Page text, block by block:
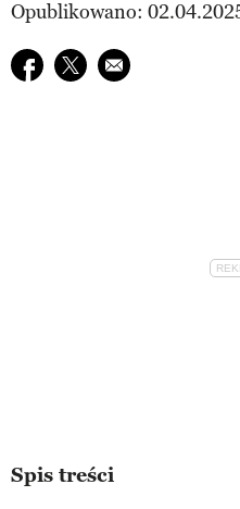
Opublikowano:
Udostępnij na facebook
Udostępnij na twitter
E-mail do
Spis treści